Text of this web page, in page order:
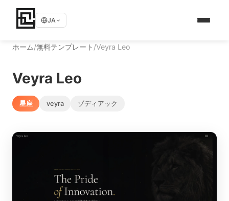
JA
ホーム/無料テンプレート /Veyra Leo
Veyra Leo
星座 veyra ゾディアック